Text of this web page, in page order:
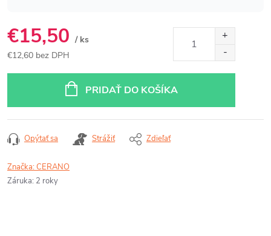
€15,50 / ks
€12,60 bez DPH
PRIDAŤ DO KOŠÍKA
Opýtať sa Strážiť Zdieľať
Značka:CERANO
Záruka: 2 roky